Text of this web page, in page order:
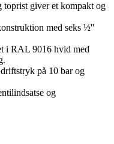
toprist giver et kompakt og
med seks ½''
i RAL 9016 hvid med
på 10 bar og
og